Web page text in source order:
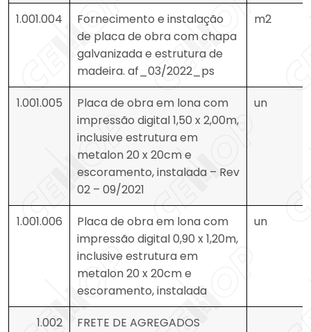
1.001.004
Fornecimento e instalação
de placa de obra com chapa
galvanizada e estrutura de
madeira. af_03/2022_ps
m2
1.001.005
Placa de obra em lona com
impressão digital 1,50 x 2,00m,
inclusive estrutura em
metalon 20 x 20cm e
escoramento, instalada – Rev
02 – 09/2021
un
1.001.006
Placa de obra em lona com
impressão digital 0,90 x 1,20m,
inclusive estrutura em
metalon 20 x 20cm e
escoramento, instalada
un
1.002 FRETE DE AGREGADOS